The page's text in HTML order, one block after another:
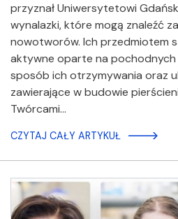
przyznał Uniwersytetowi
wynalazki, które mogą znaleźć
nowotworów. Ich przedmiotem
aktywne oparte na
sposób ich otrzymywania oraz
zawierające w budowie
Twórcami…
CZYTAJ CAŁY ARTYKUŁ